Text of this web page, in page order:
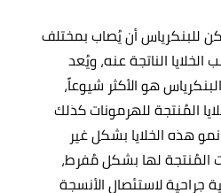
للبنكرياس أن يُصاب بمختلف
الناتجة عنه، ويُعد
هو الأكثر شيوعاً،
المُنتجة للهرمونات كذلك
هذه الخلايا بشكل غير
المُنتجة لها بشكل مُفرط،
جراحية لاستئصال الأنسجة